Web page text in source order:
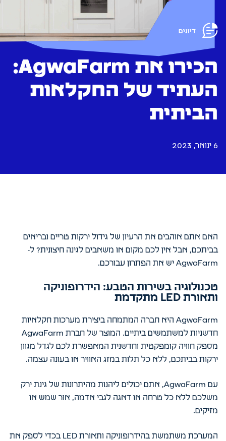
דיונים
הכירו את AgwaFarm:
העתיד של החקלאות
הביתית
6 ינואר, 2023
האם אתם אוהבים את הרעיון של גידול ירקות טריים ובריאים
בביתכם, אבל אין לכם מקום או משאבים לגינה חיצונית? ל-
AgwaFarm יש את הפתרון עבורכם.
טכנולוגיה בשירות הטבע: הידרופוניקה
ותאורת LED מתקדמת
AgwaFarm היא חברה המתמחה ביצירת מערכות חקלאיות
חדשניות למשתמשים ביתיים. המוצר של חברת AgwaFarm
מספק חוויה קומפקטית וחדשנית המאפשרת לכם לגדל מגוון
ירקות בביתכם, ללא כל תלות במזג האוויר או בעונה עצמה.
עם AgwaFarm, אתם יכולים ליהנות מהיתרונות של גינת ירק
משלכם ללא כל טרחה או דאגה לגבי אדמה, אור שמש או
מזיקים.
המערכת משתמשת בהידרופוניקה ותאורת LED בכדי לספק את